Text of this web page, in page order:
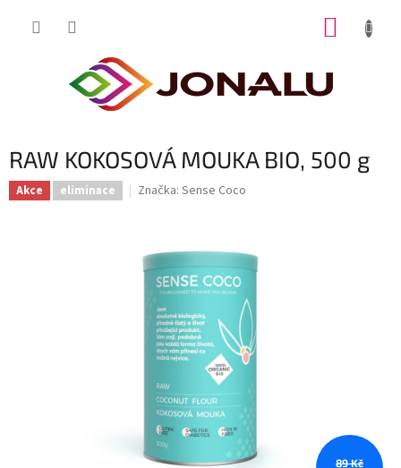
RAW KOKOSOVÁ MOUKA BIO, 500 g
Akce eliminace Značka: Sense Coco
89 Kč